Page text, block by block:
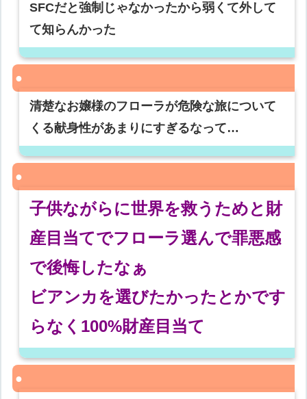
SFCだと強制じゃなかったから弱くて外して
て知らんかった
清楚なお嬢様のフローラが危険な旅について
くる献身性があまりにすぎるなって…
子供ながらに世界を救うためと財
産目当てでフローラ選んで罪悪感
で後悔したなぁ
ビアンカを選びたかったとかです
らなく100%財産目当て